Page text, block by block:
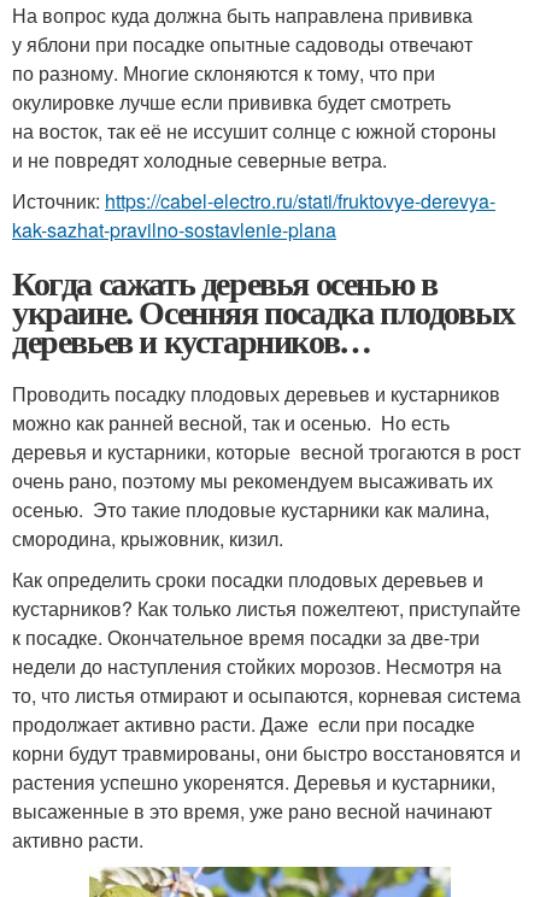
На вопрос куда должна быть направлена прививка
у яблони при посадке опытные садоводы отвечают
по разному. Многие склоняются к тому, что при
окулировке лучше если прививка будет смотреть
на восток, так её не иссушит солнце с южной стороны
и не повредят холодные северные ветра.
Источник: https://cabel-electro.ru/stati/fruktovye-derevya-
kak-sazhat-pravilno-sostavlenie-plana
Когда сажать деревья осенью в
украине. Осенняя посадка плодовых
деревьев и кустарников…
Проводить посадку плодовых деревьев и кустарников
можно как ранней весной, так и осенью. Но есть
деревья и кустарники, которые весной трогаются в рост
очень рано, поэтому мы рекомендуем высаживать их
осенью. Это такие плодовые кустарники как малина,
смородина, крыжовник, кизил.
Как определить сроки посадки плодовых деревьев и
кустарников? Как только листья пожелтеют, приступайте
к посадке. Окончательное время посадки за две-три
недели до наступления стойких морозов. Несмотря на
то, что листья отмирают и осыпаются, корневая система
продолжает активно расти. Даже если при посадке
корни будут травмированы, они быстро восстановятся и
растения успешно укоренятся. Деревья и кустарники,
высаженные в это время, уже рано весной начинают
активно расти.